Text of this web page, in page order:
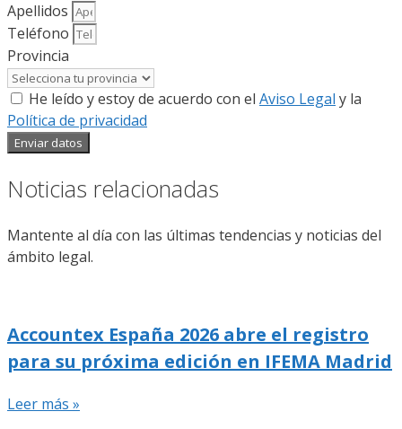
Apellidos
Teléfono
Provincia
He leído y estoy de acuerdo con el Aviso Legal y la
Política de privacidad
Enviar datos
Noticias relacionadas
Mantente al día con las últimas tendencias y noticias del
ámbito legal.
Accountex España 2026 abre el registro
para su próxima edición en IFEMA Madrid
Leer más »